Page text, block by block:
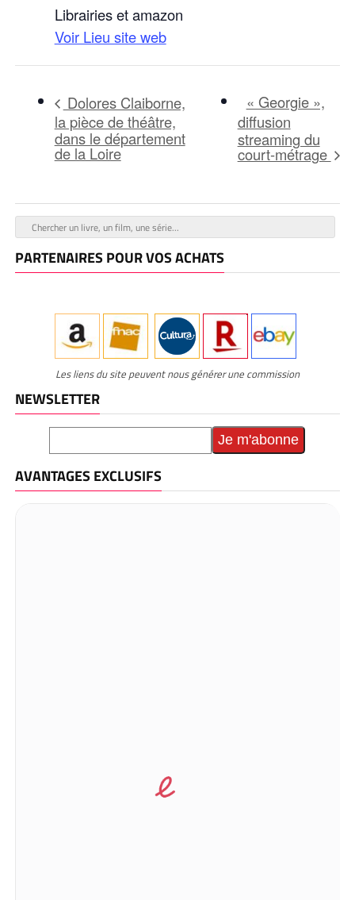
Librairies et amazon
Voir Lieu site web
Dolores Claiborne,
la pièce de théâtre,
dans le département
de la Loire
« Georgie »,
diffusion
streaming du
court-métrage
PARTENAIRES POUR VOS ACHATS
Les liens du site peuvent nous générer une commission
NEWSLETTER
AVANTAGES EXCLUSIFS